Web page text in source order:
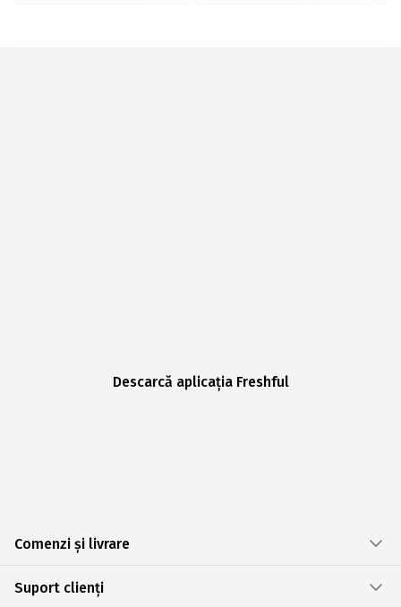
Descarcă aplicația Freshful
Comenzi și livrare
Suport clienți